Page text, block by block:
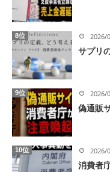
8位 2026/
サプリ
9位 2026/
偽通販
10位 2026/
消費者